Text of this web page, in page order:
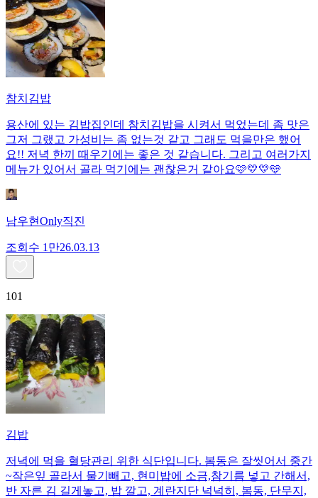
참치김밥
용산에 있는 김밥집인데 참치김밥을 시켜서 먹었는데 좀 맛은
그저 그랬고 가성비는 좀 없는것 같고 그래도 먹을만은 했어
요!! 저녁 한끼 때우기에는 좋은 것 같습니다. 그리고 여러가지
메뉴가 있어서 골라 먹기에는 괜찮은거 같아요🩷💛💛🩵
남우현Only직진
조회수 1만26.03.13
101
김밥
저녁에 먹을 혈당관리 위한 식단입니다. 봄동은 잘씻어서 중간
~작은잎 골라서 물기빼고, 현미밥에 소금,참기름 넣고 간해서,
반 자른 김 길게놓고, 밥 깔고, 계란지단 넉넉히, 봄동, 단무지,